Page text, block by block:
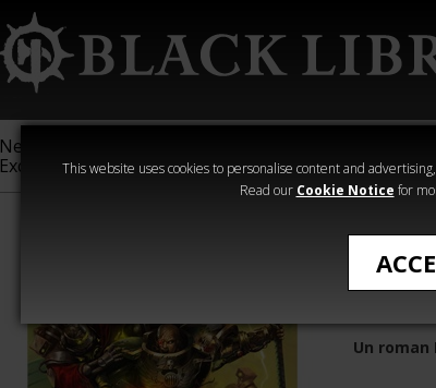
This website uses cookies to personalise content and
Read our Cookie Notice for
New &
Exclusive
Sigmar
40,000
Heresy
L'Œil
Un roman